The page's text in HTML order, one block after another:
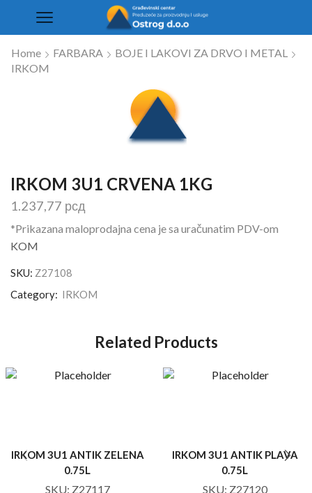
Home FARBARA
BOJE I LAKOVI ZA DRVO I METAL
IRKOM
IRKOM 3U1 CRVENA 1KG
1.237,77 рсд
*Prikazana maloprodajna cena je sa uračunatim PDV-om
KOM
SKU: Z27108
Category: IRKOM
Related Products
IRKOM 3U1 ANTIK ZELENA
0.75L
SKU: Z27117
IRKOM 3U1 ANTIK PLAVA
0.75L
SKU: Z27120